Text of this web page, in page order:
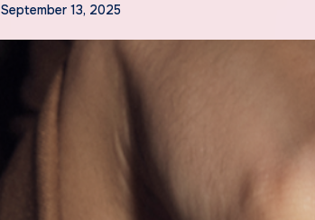
September 13, 2025